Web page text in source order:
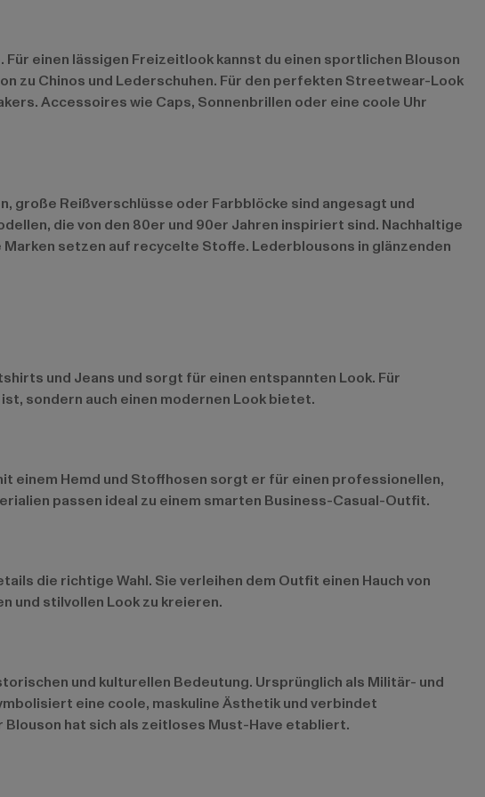
einen lässigen Freizeitlook kannst du einen sportlichen Blouson
zu Chinos und Lederschuhen. Für den perfekten Streetwear-Look
Accessoires wie Caps, Sonnenbrillen oder eine coole Uhr
große Reißverschlüsse oder Farbblöcke sind angesagt und
die von den 80er und 90er Jahren inspiriert sind. Nachhaltige
setzen auf recycelte Stoffe. Lederblousons in glänzenden
und Jeans und sorgt für einen entspannten Look. Für
sondern auch einen modernen Look bietet.
einem Hemd und Stoffhosen sorgt er für einen professionellen,
passen ideal zu einem smarten Business-Casual-Outfit.
die richtige Wahl. Sie verleihen dem Outfit einen Hauch von
und stilvollen Look zu kreieren.
und kulturellen Bedeutung. Ursprünglich als Militär- und
eine coole, maskuline Ästhetik und verbindet
hat sich als zeitloses Must-Have etabliert.